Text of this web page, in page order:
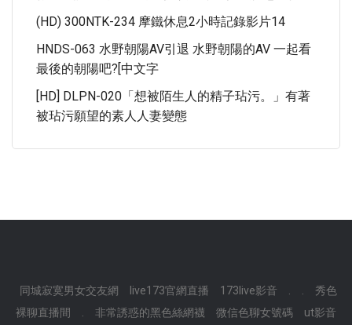
(HD) 300NTK-234 摩鐵休息2小時記錄影片14
HNDS-063 水野朝陽AV引退 水野朝陽的AV 一起看
最後的朝陽吧?[中文字
[HD] DLPN-020「想被陌生人的精子玷污。」有著
被玷污願望的素人人妻變態
同城寂寞男女交友網 live173官網直播 173live影音
秀色
裸聊直播間
非常誘惑的黑色絲網襪 微信色聊女號碼 ut影音